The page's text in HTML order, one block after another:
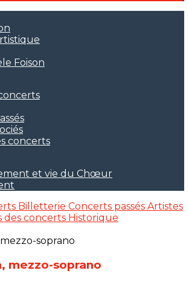
Foison
concerts
et vie du Chœur
Billetterie Concerts passés Artistes
des concerts Historique
mezzo-soprano